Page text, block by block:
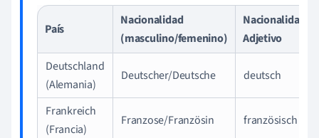
País
Nacionalidad
(masculino/femenino)
Nacionalidad
Adjetivo
Deutschland
(Alemania)
Deutscher/Deutsche deutsch
Frankreich
(Francia)
Franzose/Französin französisch